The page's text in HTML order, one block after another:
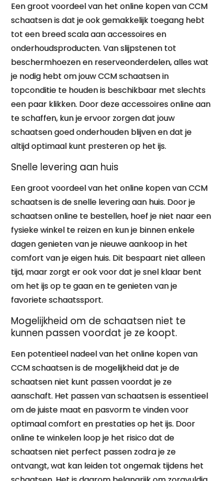
Een groot voordeel van het online kopen van CCM
schaatsen is dat je ook gemakkelijk toegang hebt
tot een breed scala aan accessoires en
onderhoudsproducten. Van slijpstenen tot
beschermhoezen en reserveonderdelen, alles wat
je nodig hebt om jouw CCM schaatsen in
topconditie te houden is beschikbaar met slechts
een paar klikken. Door deze accessoires online aan
te schaffen, kun je ervoor zorgen dat jouw
schaatsen goed onderhouden blijven en dat je
altijd optimaal kunt presteren op het ijs.
Snelle levering aan huis
Een groot voordeel van het online kopen van CCM
schaatsen is de snelle levering aan huis. Door je
schaatsen online te bestellen, hoef je niet naar een
fysieke winkel te reizen en kun je binnen enkele
dagen genieten van je nieuwe aankoop in het
comfort van je eigen huis. Dit bespaart niet alleen
tijd, maar zorgt er ook voor dat je snel klaar bent
om het ijs op te gaan en te genieten van je
favoriete schaatssport.
Mogelijkheid om de schaatsen niet te
kunnen passen voordat je ze koopt.
Een potentieel nadeel van het online kopen van
CCM schaatsen is de mogelijkheid dat je de
schaatsen niet kunt passen voordat je ze
aanschaft. Het passen van schaatsen is essentieel
om de juiste maat en pasvorm te vinden voor
optimaal comfort en prestaties op het ijs. Door
online te winkelen loop je het risico dat de
schaatsen niet perfect passen zodra je ze
ontvangt, wat kan leiden tot ongemak tijdens het